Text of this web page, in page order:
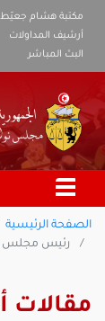
مكتبة هشام
أرشيف المداولات
البث المباشر
الصفحة الرئيسية
رئيس مجلس
مقالات